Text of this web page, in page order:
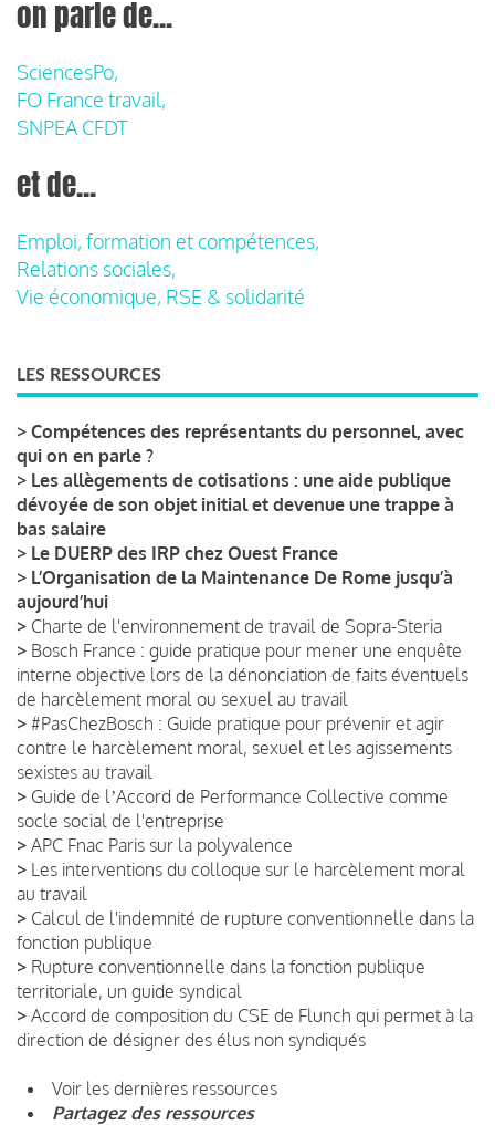
on parle de...
SciencesPo,
FO France travail,
SNPEA CFDT
et de...
Emploi, formation et compétences,
Relations sociales,
Vie économique, RSE & solidarité
LES RESSOURCES
> Compétences des représentants du personnel, avec
qui on en parle ?
> Les allègements de cotisations : une aide publique
dévoyée de son objet initial et devenue une trappe à
bas salaire
> Le DUERP des IRP chez Ouest France
> L’Organisation de la Maintenance De Rome jusqu’à
aujourd’hui
> Charte de l'environnement de travail de Sopra-Steria
> Bosch France : guide pratique pour mener une enquête
interne objective lors de la dénonciation de faits éventuels
de harcèlement moral ou sexuel au travail
> #PasChezBosch : Guide pratique pour prévenir et agir
contre le harcèlement moral, sexuel et les agissements
sexistes au travail
> Guide de lʼAccord de Performance Collective comme
socle social de l'entreprise
> APC Fnac Paris sur la polyvalence
> Les interventions du colloque sur le harcèlement moral
au travail
> Calcul de l'indemnité de rupture conventionnelle dans la
fonction publique
> Rupture conventionnelle dans la fonction publique
territoriale, un guide syndical
> Accord de composition du CSE de Flunch qui permet à la
direction de désigner des élus non syndiqués
Voir les dernières ressources
Partagez des ressources